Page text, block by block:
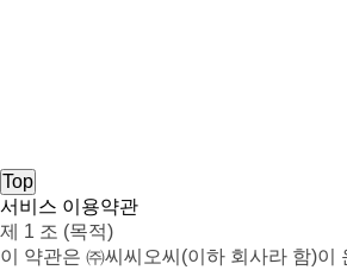
Top
서비스 이용약관
제 1 조 (목적)
이 약관은 ㈜씨씨오씨(이하 회사라 함)이